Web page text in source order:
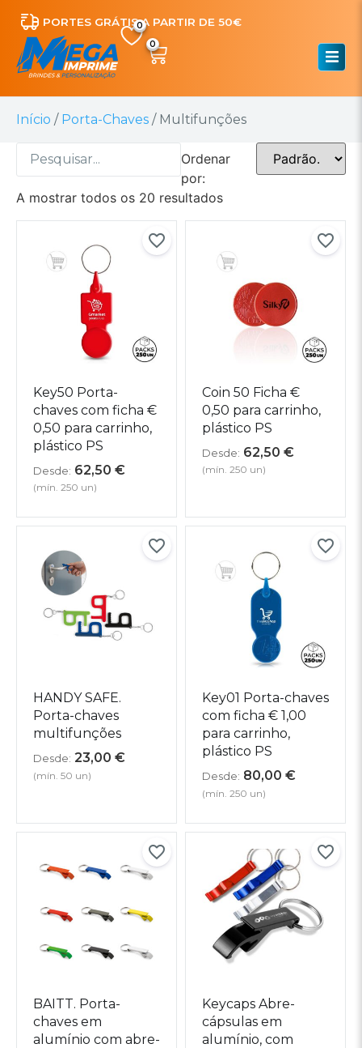
PORTES GRÁTIS A PARTIR DE 50€
0
Início / Porta-Chaves / Multifunções
Ordenar
por:
A mostrar todos os 20 resultados
Key50 Porta-
chaves com ficha €
0,50 para carrinho,
plástico PS
Desde: 62,50 €
(mín. 250 un)
Coin 50 Ficha €
0,50 para carrinho,
plástico PS
Desde: 62,50 €
(mín. 250 un)
HANDY SAFE.
Porta-chaves
multifunções
Desde: 23,00 €
(mín. 50 un)
Key01 Porta-chaves
com ficha € 1,00
para carrinho,
plástico PS
Desde: 80,00 €
(mín. 250 un)
BAITT. Porta-
chaves em
alumínio com abre-
Keycaps Abre-
cápsulas em
alumínio, com